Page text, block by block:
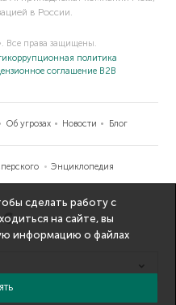
в России.
Все права защищены.
политика
соглашение B2B
Об угрозах Новости Блог
Энциклопедия
сделать работу с
на сайте, вы
информацию о файлах